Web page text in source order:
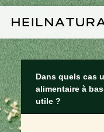
Dans quels cas
alimentaire à
utile ?